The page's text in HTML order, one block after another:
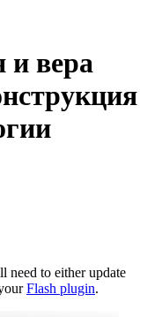
вера
need to either update
Flash plugin.